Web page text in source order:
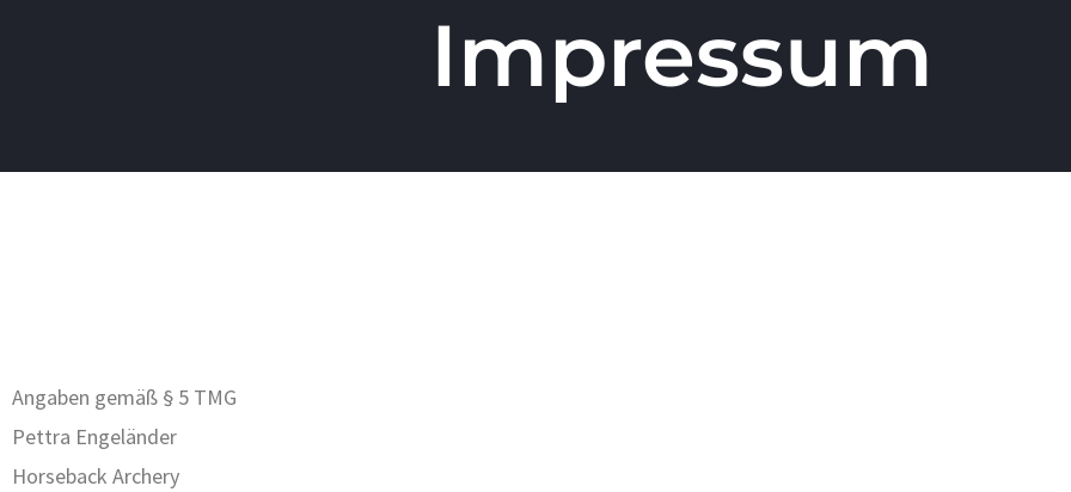
Impressum
Angaben gemäß § 5 TMG
Pettra Engeländer
Horseback Archery